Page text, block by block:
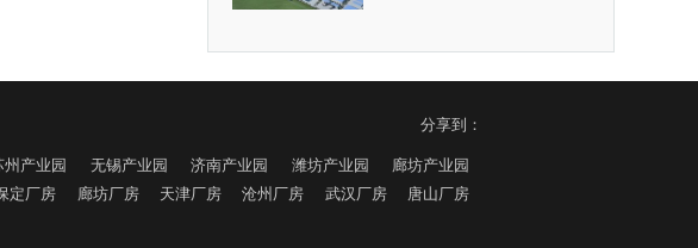
分享到：
州产业园 无锡产业园 济南产业园 潍坊产业园
廊坊产业园
定厂房 廊坊厂房 天津厂房 沧州厂房 武汉厂房
唐山厂房